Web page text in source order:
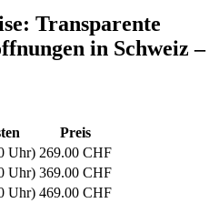
Transparente
in Schweiz –
Preis
Uhr) 269.00 CHF
Uhr) 369.00 CHF
Uhr) 469.00 CHF